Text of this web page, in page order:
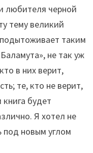
любителя черной
тему великий
подытоживает таким
не так уж
в них верит,
те, кто не верит,
будет
Я хотел не
под новым углом